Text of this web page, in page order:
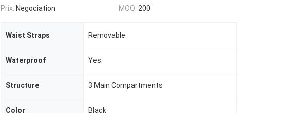
Prix: Negociation MOQ: 200
Waist Straps Removable
Waterproof Yes
Structure 3 Main Compartments
Color Black